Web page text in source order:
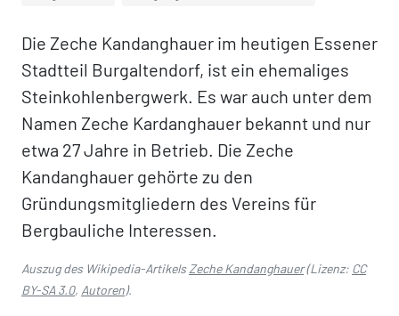
Die Zeche Kandanghauer im heutigen Essener
Stadtteil Burgaltendorf, ist ein ehemaliges
Steinkohlenbergwerk. Es war auch unter dem
Namen Zeche Kardanghauer bekannt und nur
etwa 27 Jahre in Betrieb. Die Zeche
Kandanghauer gehörte zu den
Gründungsmitgliedern des Vereins für
Bergbauliche Interessen.
Auszug des Wikipedia-ArtikelsZeche Kandanghauer(Lizenz: CC
BY-SA 3.0, Autoren).